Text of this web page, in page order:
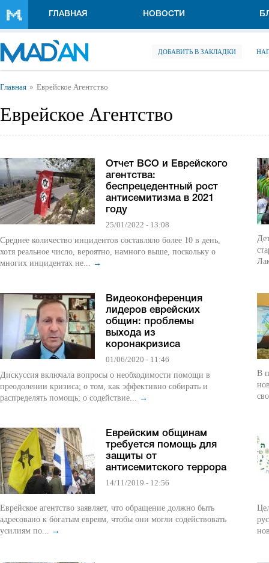
ГЛАВНАЯ НОВОСТИ
ДОБАВИТЬ В ЗАКЛАДКИ
Вы здесь
Главная Еврейское Агентство
Еврейское Агентство
Отчет ВСО и Еврейского
агентства:
беспрецедентный рост
антисемитизма в 2021
году
25/01/2022 - 13:08
Среднее количество инцидентов составляло более 10 в день,
хотя реальное число, вероятно, намного выше, поскольку о
многих инцидентах не...
→
Видеоконференция
лидеров еврейских
общин: проблемы
выхода из
коронакризиса
01/06/2020 - 11:46
Дискуссия включала вопросы о необходимости помощи в
преодолении кризиса; о том, как эффективно собирать и
распределять помощь; о содействие...
→
Еврейским общинам
требуется помощь для
защиты от
антисемитского террора
14/11/2019 - 12:56
Еврейское агентство заявляет, что обращение должно быть
адресовано к богатым евреям, чтобы они могли содействовать
усилиям по... →
В
Цели